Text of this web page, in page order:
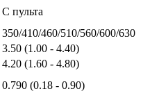
С пульта
350/410/460/510/560/600/630
3.50 (1.00 - 4.40)
4.20 (1.60 - 4.80)
0.790 (0.18 - 0.90)